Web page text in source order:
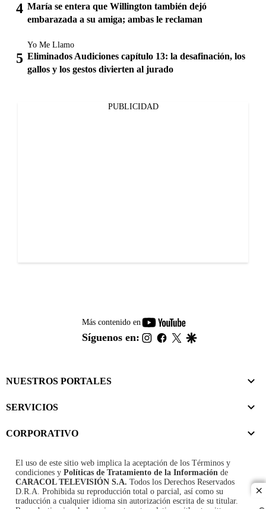
María se entera que Willington también dejó
embarazada a su amiga; ambas le reclaman
Yo Me Llamo
Eliminados Audiciones capítulo 13: la desafinación, los
gallos y los gestos divierten al jurado
PUBLICIDAD
Más contenido en
youtube-
footer
Síguenos en: instagram
facebook
twitter
NUESTROS PORTALES
SERVICIOS
CORPORATIVO
El uso de este sitio web implica la aceptación de los Términos y
condiciones y Políticas de Tratamiento de la Información de
CARACOL TELEVISIÓN S.A. Todos los Derechos Reservados
D.R.A. Prohibida su reproducción total o parcial, así como su
traducción a cualquier idioma sin autorización escrita de su titular.